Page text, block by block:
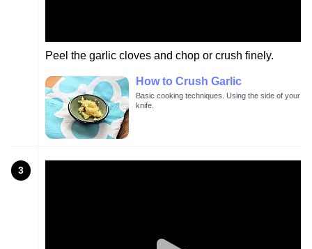
Peel the garlic cloves and chop or crush finely.
How to Crush Garlic
Basic cooking techniques. Using the side of your
knife.
3